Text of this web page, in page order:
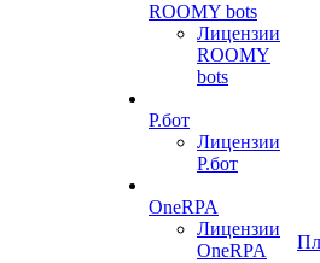
ROOMY bots
Лицензии
ROOMY
bots
Р.бот
Лицензии
Р.бот
OneRPA
Лицензии
OneRPA